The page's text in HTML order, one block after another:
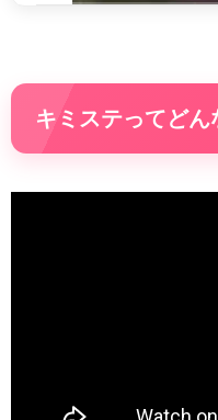
キミステってどん